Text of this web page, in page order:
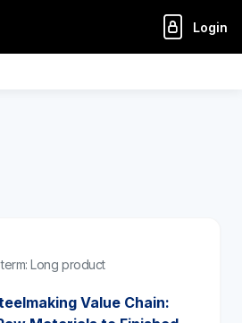
Login
Long product
Value Chain: